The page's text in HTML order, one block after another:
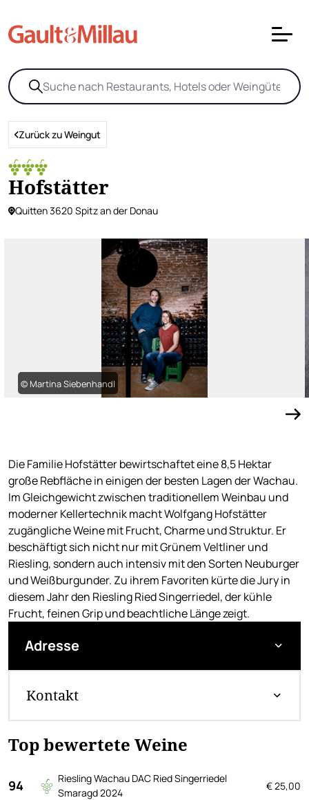
Zurück zu Weingut
Hofstätter
Quitten 3620 Spitz an der Donau
© Martina Siebenhandl
Die Familie Hofstätter bewirtschaftet eine 8,5 Hektar
große Rebfläche in einigen der besten Lagen der Wachau.
Im Gleichgewicht zwischen traditionellem Weinbau und
moderner Kellertechnik macht Wolfgang Hofstätter
zugängliche Weine mit Frucht, Charme und Struktur. Er
beschäftigt sich nicht nur mit Grünem Veltliner und
Riesling, sondern auch intensiv mit den Sorten Neuburger
und Weißburgunder. Zu ihrem Favoriten kürte die Jury in
diesem Jahr den Riesling Ried Singerriedel, der kühle
Frucht, feinen Grip und beachtliche Länge zeigt.
Adresse
Kontakt
Top bewertete Weine
94
Riesling Wachau DAC Ried Singerriedel
Smaragd 2024
€ 25,00